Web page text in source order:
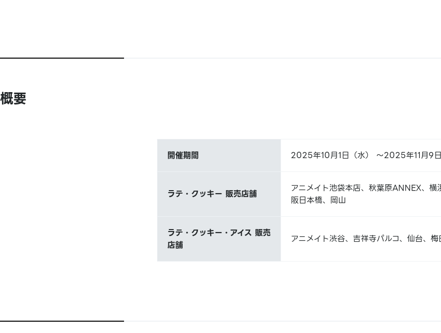
概要
開催期間 2025年10月1日（水） ～2025年11月9
ラテ・クッキー 販売店舗
アニメイト池袋本店、秋葉原ANNEX、横
阪日本橋、岡山
ラテ・クッキー・アイス 販売
店舗
アニメイト渋谷、吉祥寺パルコ、仙台、梅